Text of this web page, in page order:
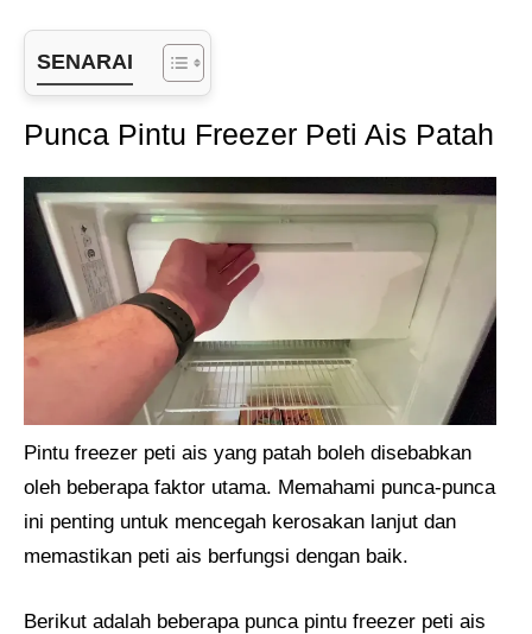
SENARAI
Punca Pintu Freezer Peti Ais Patah
Pintu freezer peti ais yang patah boleh disebabkan
oleh beberapa faktor utama. Memahami punca-punca
ini penting untuk mencegah kerosakan lanjut dan
memastikan peti ais berfungsi dengan baik.
Berikut adalah beberapa punca pintu freezer peti ais